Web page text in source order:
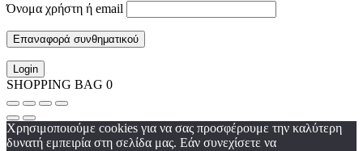
Όνομα χρήστη ή email
Επαναφορά συνθηματικού
Login
SHOPPING BAG 0
Χρησιμοποιούμε cookies για να σας προσφέρουμε την καλύτερη
δυνατή εμπειρία στη σελίδα μας. Εάν συνεχίσετε να